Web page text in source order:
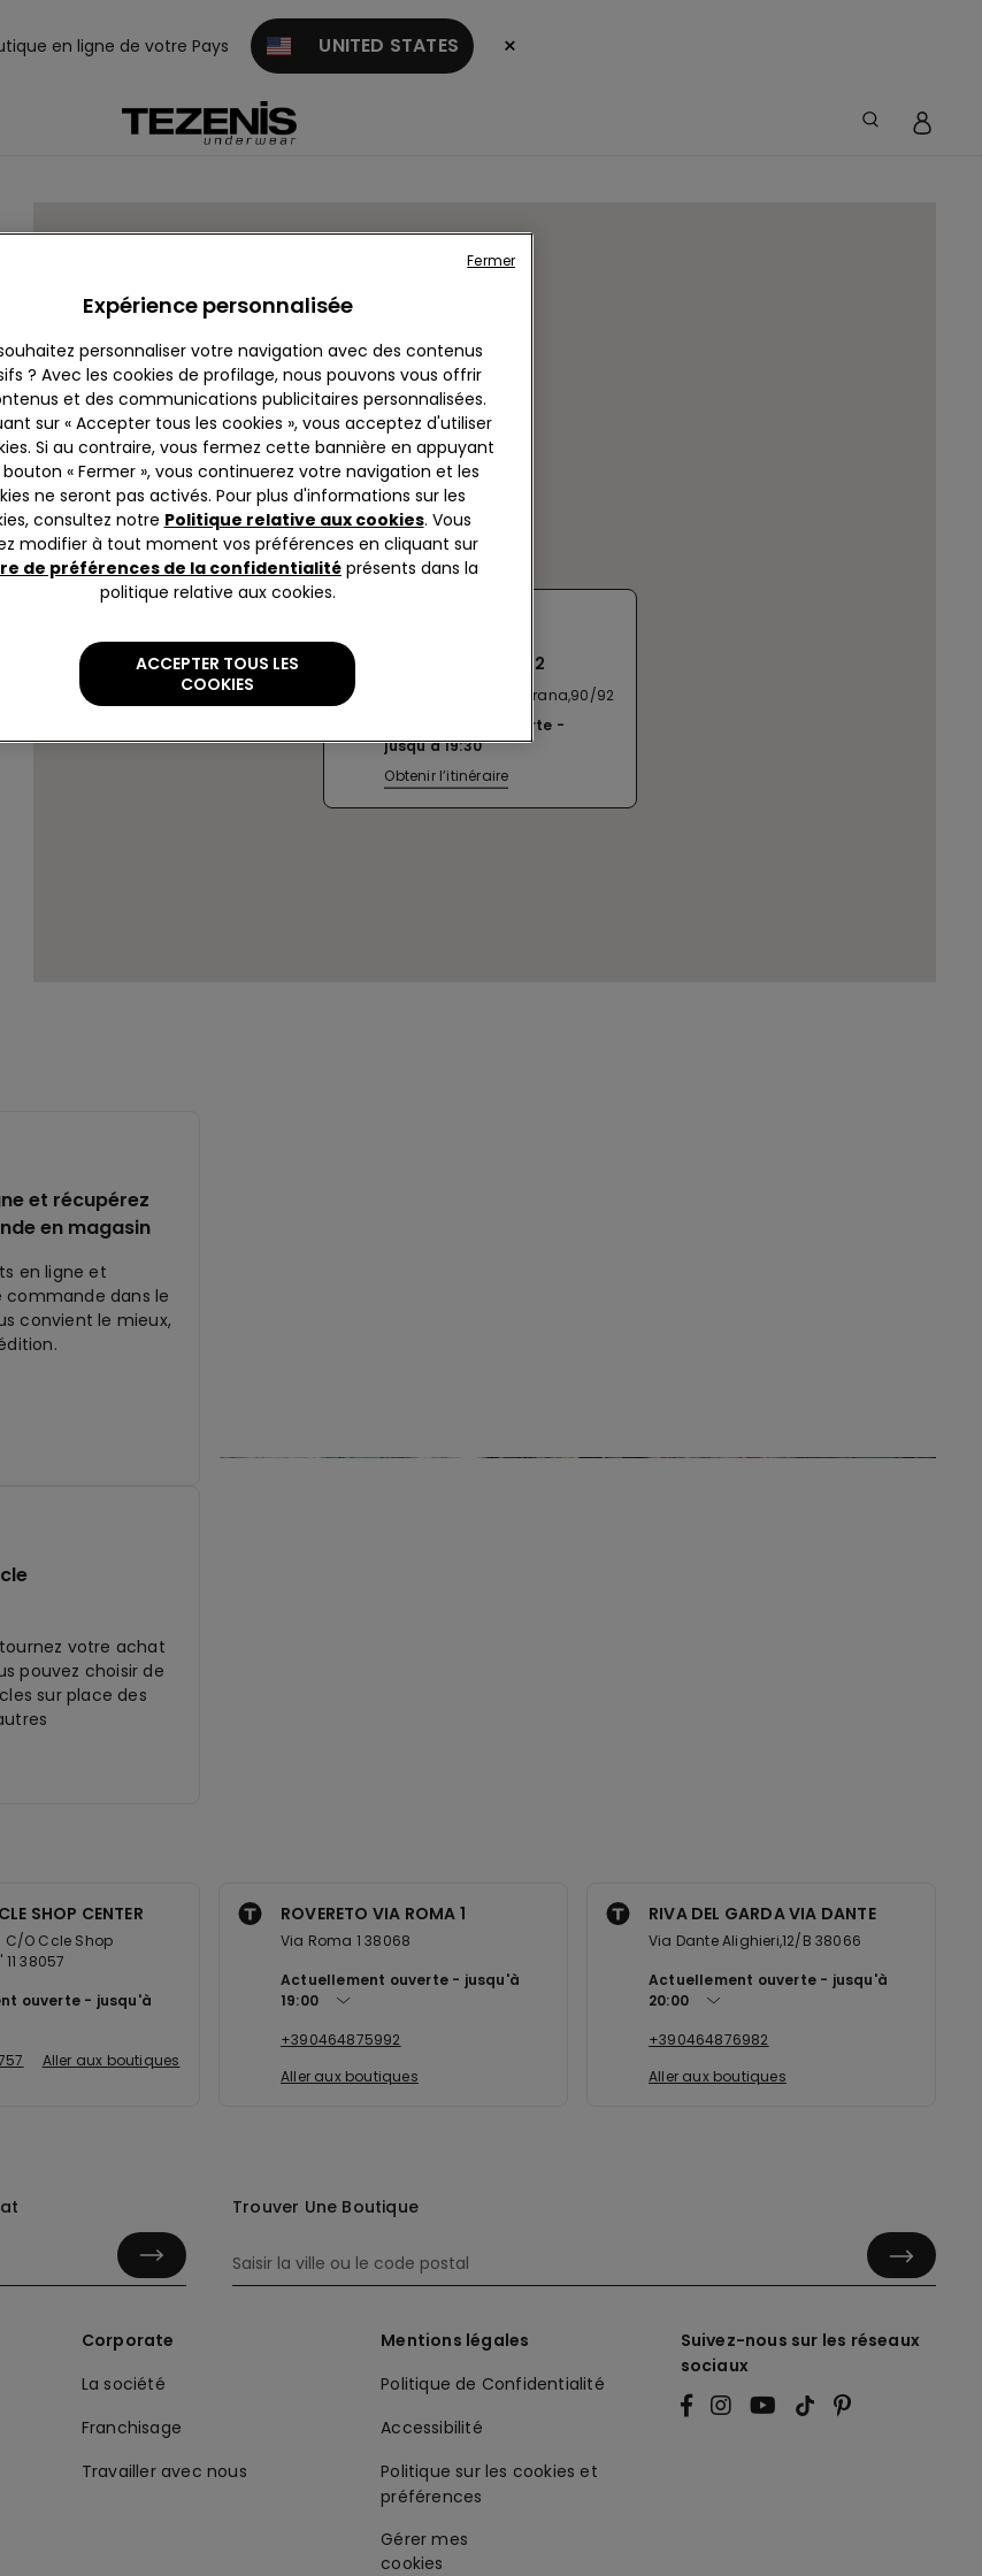
en ligne de votre Pays UNITED STATES ×
MAZZURANA 90/92
Via Paolo Oss Mazzurana,90/92
Actuellement ouverte
jusqu'à19:30
Obtenir l’itinéraire
et récupérez
en magasin
en ligne et
commande dans le
convient le mieux,
votre achat
pouvez choisir de
sur place des
SHOP CENTER
O Ccle Shop
38057
ouverte
jusqu'à
Aller aux boutiques
ROVERETO VIA ROMA 1
Via Roma 1 38068
Actuellement ouverte
jusqu'à
19:00
+390464875992
Aller aux boutiques
RIVA DEL GARDA VIA DANTE
Via Dante Alighieri,12/B 38066
Actuellement ouverte
jusqu'à
20:00
+390464876982
Aller aux boutiques
Trouver Une Boutique
Corporate
La société
Franchisage
Travailler avec nous
Mentions légales
Politique de Confidentialité
Accessibilité
Politique sur les cookies et
préférences
Suivez-nous sur les réseaux
sociaux
Expérience personnalisée
personnaliser votre navigation avec des contenus
? Avec les cookies de profilage, nous pouvons vous offrir
et des communications publicitaires personnalisées.
sur « Accepter tous les cookies », vous acceptez d'utiliser
Si au contraire, vous fermez cette bannière en appuyant
bouton « Fermer », vous continuerez votre navigation et les
ne seront pas activés. Pour plus d'informations sur les
consultez notre Politique relative aux cookies. Vous
modifier à tout moment vos préférences en cliquant sur
de préférences de la confidentialité présents dans la
politique relative aux cookies.
ACCEPTER TOUS LES
COOKIES
Fermer